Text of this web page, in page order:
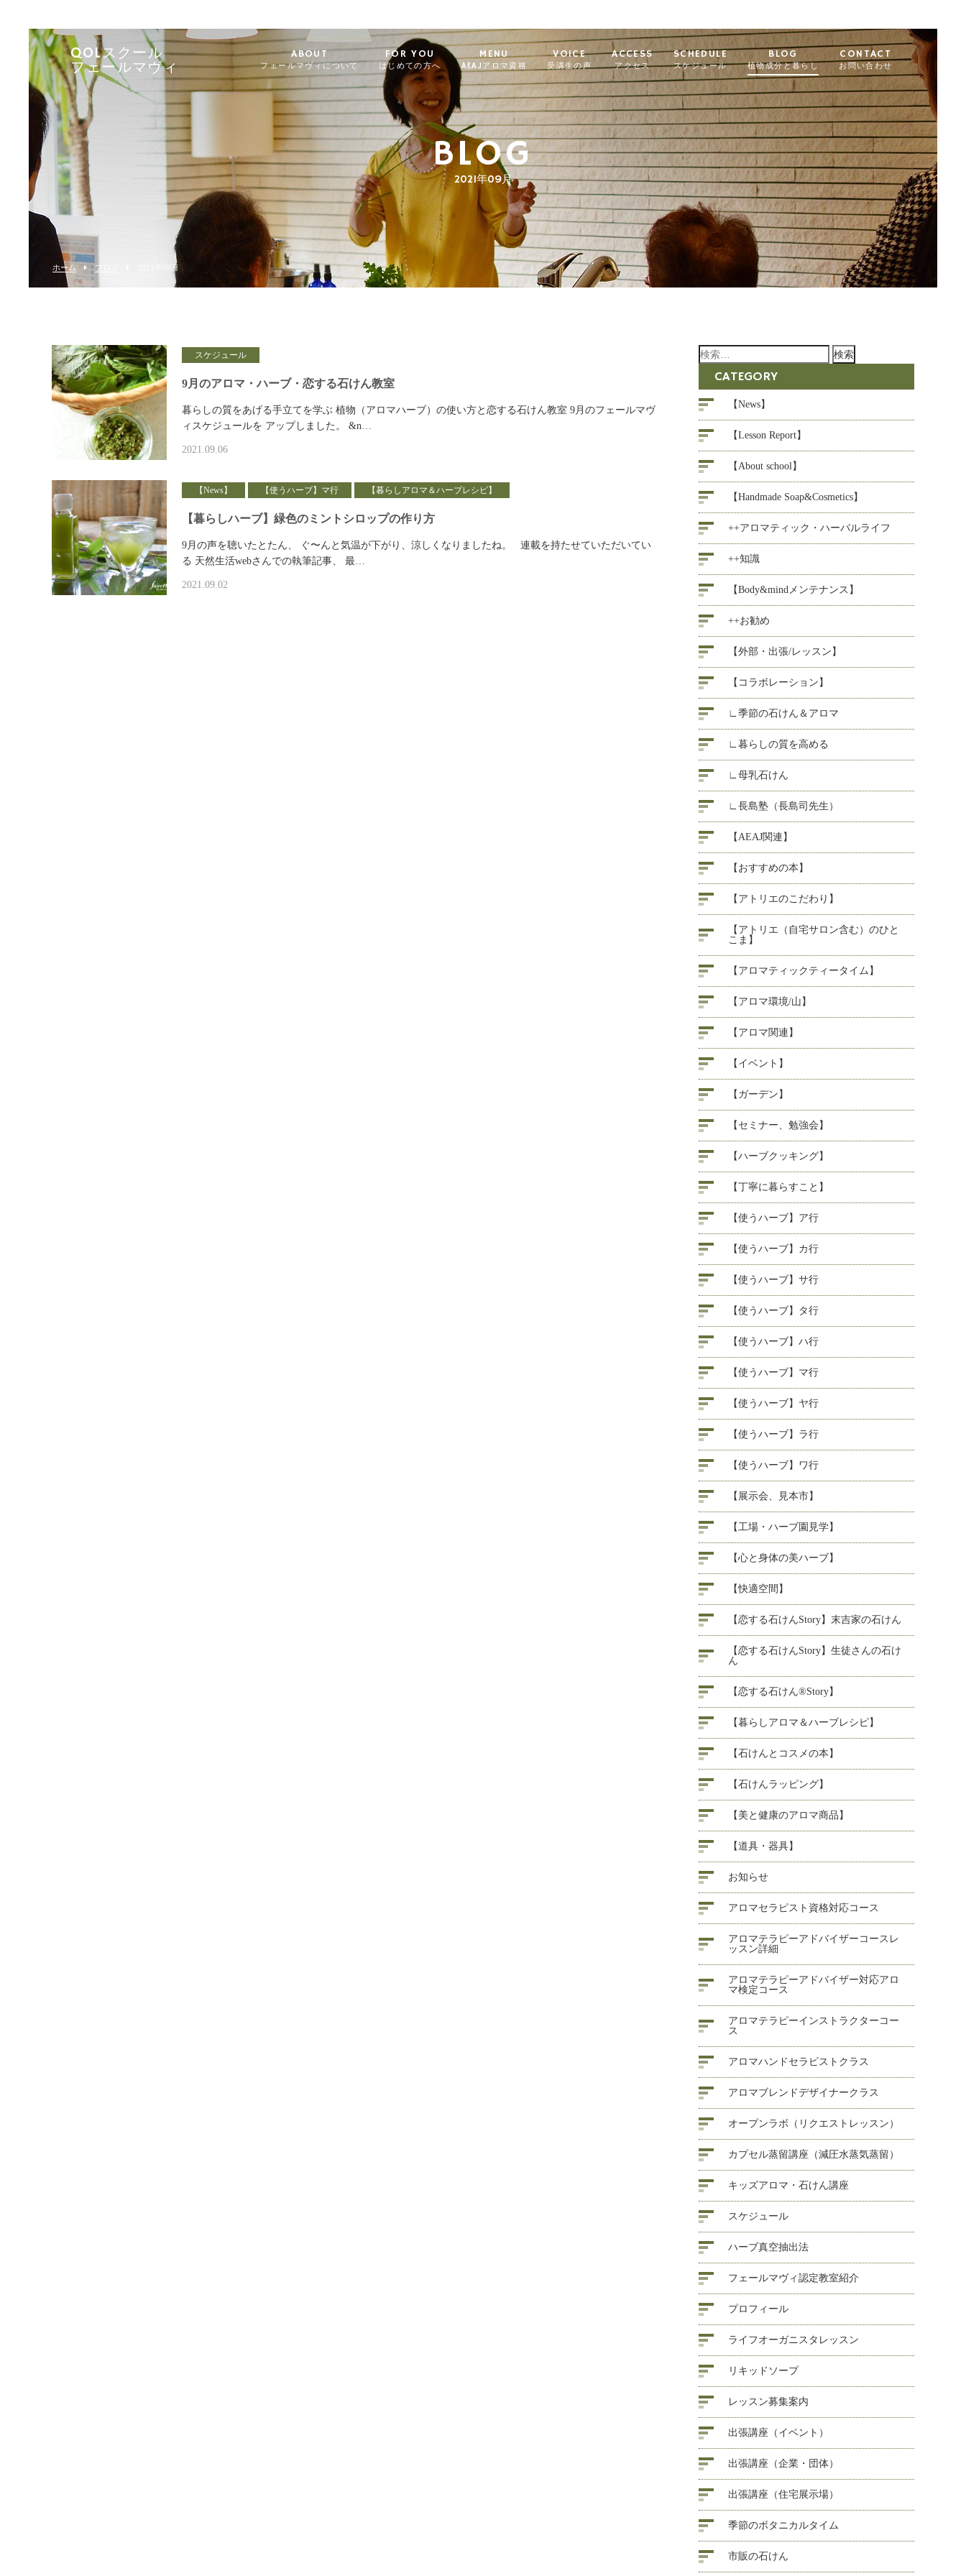
QOLスクール
フェールマヴィ
ABOUT
フェールマヴィについて
FOR YOU
はじめての方へ
MENU
AEAJアロマ資格
VOICE
受講生の声
ACCESS
アクセス
SCHEDULE
スケジュール
BLOG
植物成分と暮らし
CONTACT
お問い合わせ
BLOG
2021年09月
ホーム ブログ 2021年09月
スケジュール
9月のアロマ・ハーブ・恋する石けん教室
暮らしの質をあげる手立てを学ぶ 植物（アロマハーブ）の使い方と恋する石けん教室 9月のフェールマヴ
ィスケジュールを アップしました。 &n…
2021.09.06
【News】 【使うハーブ】マ行 【暮らしアロマ＆ハーブレシピ】
【暮らしハーブ】緑色のミントシロップの作り方
9月の声を聴いたとたん、 ぐ〜んと気温が下がり、涼しくなりましたね。 連載を持たせていただいてい
る 天然生活webさんでの執筆記事、 最…
2021.09.02
検
CATEGORY
【News】
【Lesson Report】
【About school】
【Handmade Soap&Cosmetics】
++アロマティック・ハーバルライフ
++知識
【Body&mindメンテナンス】
++お勧め
【外部・出張/レッスン】
【コラボレーション】
∟季節の石けん＆アロマ
∟暮らしの質を高める
∟母乳石けん
∟長島塾（長島司先生）
【AEAJ関連】
【おすすめの本】
【アトリエのこだわり】
【アトリエ（自宅サロン含む）のひと
こま】
【アロマティックティータイム】
【アロマ環境/山】
【アロマ関連】
【イベント】
【ガーデン】
【セミナー、勉強会】
【ハーブクッキング】
【丁寧に暮らすこと】
【使うハーブ】ア行
【使うハーブ】カ行
【使うハーブ】サ行
【使うハーブ】タ行
【使うハーブ】ハ行
【使うハーブ】マ行
【使うハーブ】ヤ行
【使うハーブ】ラ行
【使うハーブ】ワ行
【展示会、見本市】
【工場・ハーブ園見学】
【心と身体の美ハーブ】
【快適空間】
【恋する石けんStory】末吉家の石けん
【恋する石けんStory】生徒さんの石け
ん
【恋する石けん®Story】
【暮らしアロマ＆ハーブレシピ】
【石けんとコスメの本】
【石けんラッピング】
【美と健康のアロマ商品】
【道具・器具】
お知らせ
アロマセラピスト資格対応コース
アロマテラピーアドバイザーコースレ
ッスン詳細
アロマテラピーアドバイザー対応アロ
マ検定コース
アロマテラピーインストラクターコー
ス
アロマハンドセラピストクラス
アロマブレンドデザイナークラス
オープンラボ（リクエストレッスン）
カプセル蒸留講座（減圧水蒸気蒸留）
キッズアロマ・石けん講座
スケジュール
ハーブ真空抽出法
フェールマヴィ認定教室紹介
プロフィール
ライフオーガニスタレッスン
リキッドソープ
レッスン募集案内
出張講座（イベント）
出張講座（企業・団体）
出張講座（住宅展示場）
季節のボタニカルタイム
市販の石けん